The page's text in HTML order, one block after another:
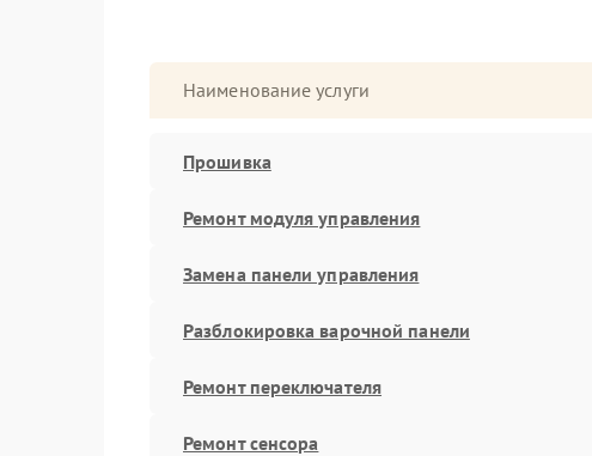
Наименование услуги
Прошивка
Ремонт модуля управления
Замена панели управления
Разблокировка варочной панели
Ремонт переключателя
Ремонт сенсора